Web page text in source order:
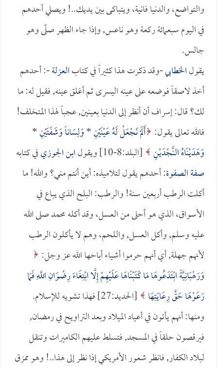
والتواضع، والدنيا فانية، ويتباكى بين يديك..! ويصلي أحدهم
في اليوم سبعمائة ركعة وهو ناعس, وإذا جاء الظهر صلّى وهو
جالس.
يقولالخطابي-وقد ذكرت هذا كثيراً في كتابالعزلة-: أحدهم
أخذ لاصقاً فوضعه على عينه اليسرى ثم أغلق عينه, فقيل له: ما
لك؟ قال: إسراف أن أنظر إلى الدنيا بعينين, عجباً لهذا المتخلف!
فالله تعالى يقول: أَلَمْ نَجْعَلْ لَهُ عَيْنَيْنِ*وَلِسَاناً وَشَفَتَيْنِ*
وَهَدَيْنَاهُ النَّجْدَيْنِ [البلد:8-10] ويقول ابن الجوزيفي كتابه
صفة الصفوة: أحدهم يقول لتلاميذه: أين أنتم مني؟ والله! ما
أكلت الرطب أربعين سنة! والرطب: البلح الذي يباع في
الأسواق، الذي هو أحلى من العسل، وقد أكله محمد صلى الله
عليه وسلم, وأكل العسل, واللحم، وهم لا يأكلون الرطب
لأنهم جهلة, أي أنهم حرموا أشياء أباحها الله عز وجل:
وَرَهْبَانِيَّةً ابْتَدَعُوهَا مَا كَتَبْنَاهَا عَلَيْهِمْ إِلَّا ابْتِغَاءَ رِضْوَانِ اللَّهِ فَمَا
رَعَوْهَا حَقَّ رِعَايَتِهَا
[الحديد:27] فهذا تشويه للإسلام.
ومنها: أنهم يأتون في أعياد الميلاد وبعد التراويح في رمضان,
فيرقصون حلقاً في المسجد, فتسلط عليهم الكاميرات وتنقل
لبلاد الكفار, فانظر شعور الأمريكي إذا نظر إلى هذا..! وهو ممزق